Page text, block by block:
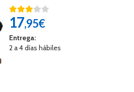
17,95€
Entrega:
2 a 4 días hábiles